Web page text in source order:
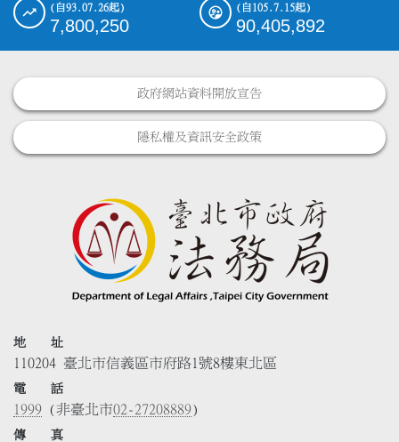
(自93.07.26起)
7,800,250
(自105.7.15起)
90,405,892
政府網站資料開放宣告
隱私權及資訊安全政策
地 址
110204 臺北市信義區市府路1號8樓東北區
電 話
1999 (非臺北市02-27208889)
傳 真